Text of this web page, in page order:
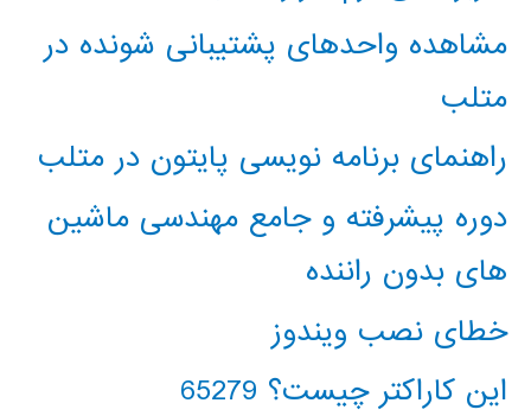
مشاهده واحدهای پشتیبانی شونده در
متلب
راهنمای برنامه نویسی پایتون در متلب
دوره پیشرفته و جامع مهندسی ماشین
های بدون راننده
خطای نصب ویندوز
این کاراکتر چیست؟ 65279